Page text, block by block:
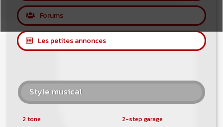
Forums
Les petites annonces
Style musical
2 tone
2-step garage